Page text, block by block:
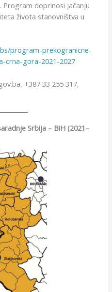
Program doprinosi jačanju
života stanovništva u
program-prekogranicne-
crna-gora-2021-2027
+387 33 255 317,
Srbija – BiH (2021–